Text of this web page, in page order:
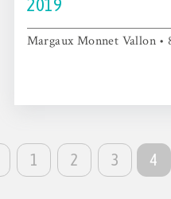
2019
Margaux Monnet Vallon •
1 2 3 4